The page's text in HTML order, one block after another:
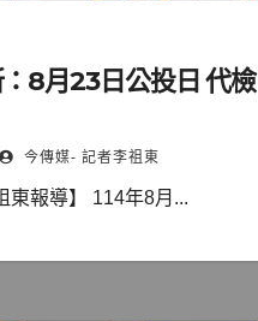
8月23日公投日 代檢
今傳媒- 記者李祖東
東報導】 114年8月...